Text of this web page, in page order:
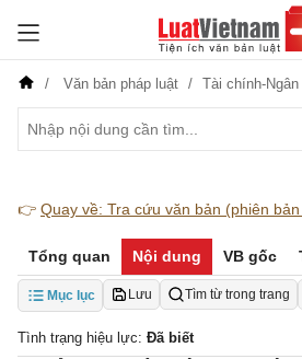
Văn bản pháp luật Tài chính-Ngân
👉 Quay về: Tra cứu văn bản (phiên bản
Tổng quan Nội dung VB gốc
Mục lục Lưu Tìm từ trong trang
Tình trạng hiệu lực: Đã biết